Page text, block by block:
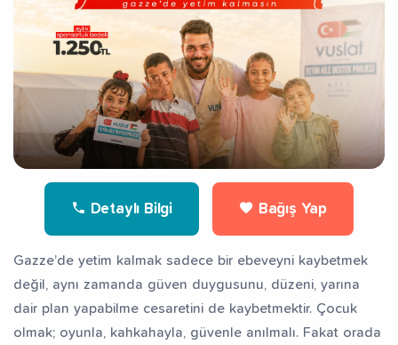
Detaylı Bilgi Bağış Yap
Gazze’de yetim kalmak sadece bir ebeveyni kaybetmek
değil, aynı zamanda güven duygusunu, düzeni, yarına
dair plan yapabilme cesaretini de kaybetmektir. Çocuk
olmak; oyunla, kahkahayla, güvenle anılmalı. Fakat orada